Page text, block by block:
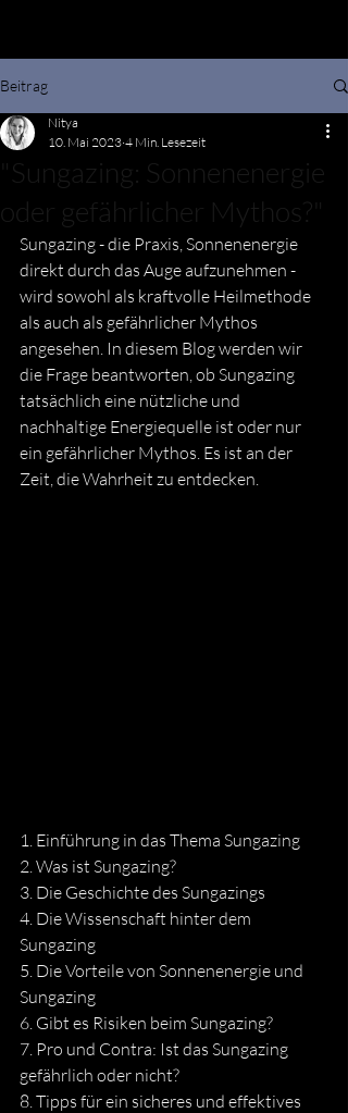
Beitrag
"Sungazing: Sonnenenergie
oder gefährlicher Mythos?"
Nitya
10. Mai 2023 4 Min. Lesezeit
Sungazing - die Praxis, Sonnenenergie
direkt durch das Auge aufzunehmen -
wird sowohl als kraftvolle Heilmethode
als auch als gefährlicher Mythos
angesehen. In diesem Blog werden wir
die Frage beantworten, ob Sungazing
tatsächlich eine nützliche und
nachhaltige Energiequelle ist oder nur
ein gefährlicher Mythos. Es ist an der
Zeit, die Wahrheit zu entdecken.
1. Einführung in das Thema Sungazing
2. Was ist Sungazing?
3. Die Geschichte des Sungazings
4. Die Wissenschaft hinter dem
Sungazing
5. Die Vorteile von Sonnenenergie und
Sungazing
6. Gibt es Risiken beim Sungazing?
7. Pro und Contra: Ist das Sungazing
gefährlich oder nicht?
8. Tipps für ein sicheres und effektives